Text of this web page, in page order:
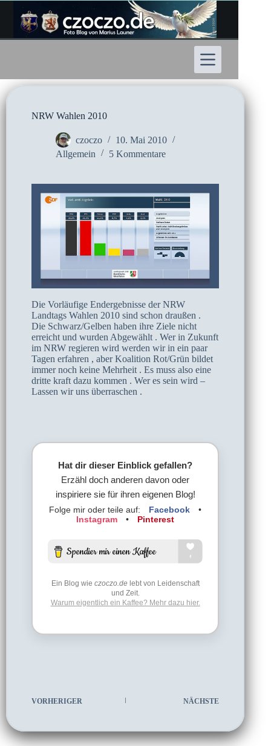
Inhalt
springen
NRW Wahlen 2010
czoczo
10. Mai 2010
Allgemein
5 Kommentare
Die Vorläufige Endergebnisse der NRW
Landtags Wahlen 2010 sind schon draußen .
Die Schwarz/Gelben haben ihre Ziele nicht
erreicht und wurden Abgewählt . Wer in Zukunft
im NRW regieren wird werden wir in ein paar
Tagen erfahren , aber Koalition Rot/Grün bildet
immer noch keine Mehrheit . Es muss also eine
dritte kraft dazu kommen . Wer es sein wird –
Lassen wir uns überraschen .
Hat dir dieser Einblick gefallen?
Erzähl doch anderen davon oder
inspiriere sie für ihren eigenen Blog!
Folge mir oder teile auf: Facebook
•
Instagram
• Pinterest
Ein Blog wie czoczo.delebt von Leidenschaft
und Zeit.
Warum eigentlich ein Kaffee? Mehr dazu hier.
VORHERIGER NÄCHSTE